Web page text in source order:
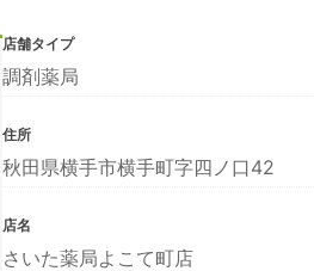
店舗タイプ
調剤薬局
住所
秋田県横手市横手町字四ノ口42
店名
さいた薬局よこて町店